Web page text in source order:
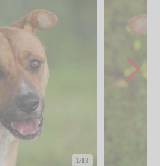
1/13